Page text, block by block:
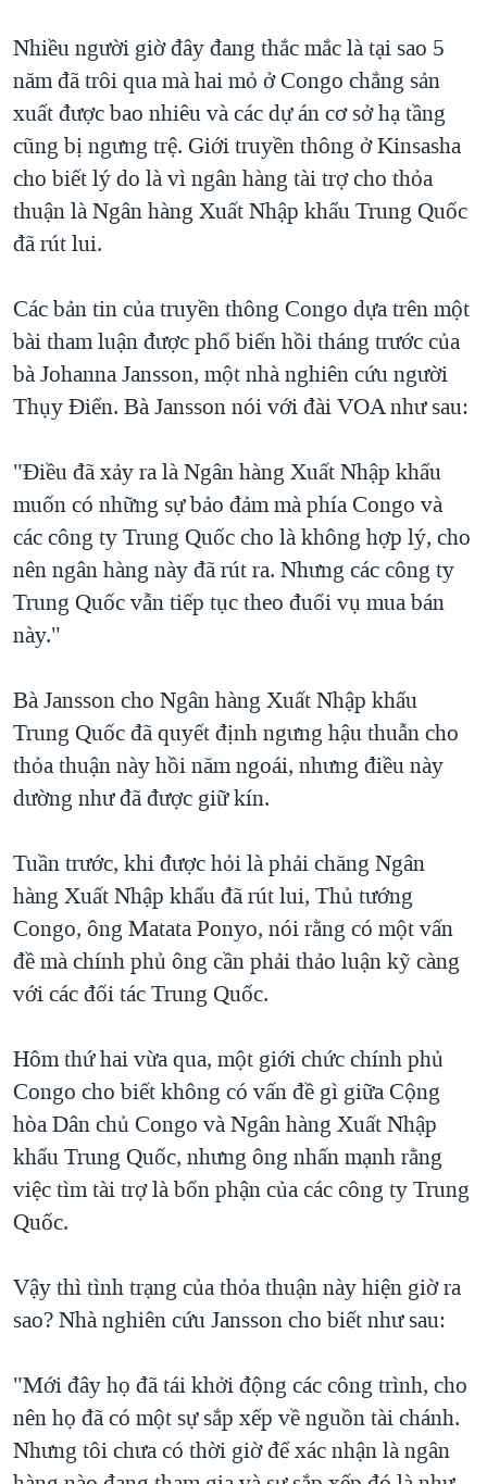
Nhiều người giờ đây đang thắc mắc là tại sao 5
năm đã trôi qua mà hai mỏ ở Congo chẳng sản
xuất được bao nhiêu và các dự án cơ sở hạ tầng
cũng bị ngưng trệ. Giới truyền thông ở Kinsasha
cho biết lý do là vì ngân hàng tài trợ cho thỏa
thuận là Ngân hàng Xuất Nhập khẩu Trung Quốc
đã rút lui.
Các bản tin của truyền thông Congo dựa trên một
bài tham luận được phổ biến hồi tháng trước của
bà Johanna Jansson, một nhà nghiên cứu người
Thụy Điển. Bà Jansson nói với đài VOA như sau:
"Điều đã xảy ra là Ngân hàng Xuất Nhập khẩu
muốn có những sự bảo đảm mà phía Congo và
các công ty Trung Quốc cho là không hợp lý, cho
nên ngân hàng này đã rút ra. Nhưng các công ty
Trung Quốc vẫn tiếp tục theo đuổi vụ mua bán
này."
Bà Jansson cho Ngân hàng Xuất Nhập khẩu
Trung Quốc đã quyết định ngưng hậu thuẫn cho
thỏa thuận này hồi năm ngoái, nhưng điều này
dường như đã được giữ kín.
Tuần trước, khi được hỏi là phải chăng Ngân
hàng Xuất Nhập khẩu đã rút lui, Thủ tướng
Congo, ông Matata Ponyo, nói rằng có một vấn
đề mà chính phủ ông cần phải thảo luận kỹ càng
với các đối tác Trung Quốc.
Hôm thứ hai vừa qua, một giới chức chính phủ
Congo cho biết không có vấn đề gì giữa Cộng
hòa Dân chủ Congo và Ngân hàng Xuất Nhập
khẩu Trung Quốc, nhưng ông nhấn mạnh rằng
việc tìm tài trợ là bổn phận của các công ty Trung
Quốc.
Vậy thì tình trạng của thỏa thuận này hiện giờ ra
sao? Nhà nghiên cứu Jansson cho biết như sau:
"Mới đây họ đã tái khởi động các công trình, cho
nên họ đã có một sự sắp xếp về nguồn tài chánh.
Nhưng tôi chưa có thời giờ để xác nhận là ngân